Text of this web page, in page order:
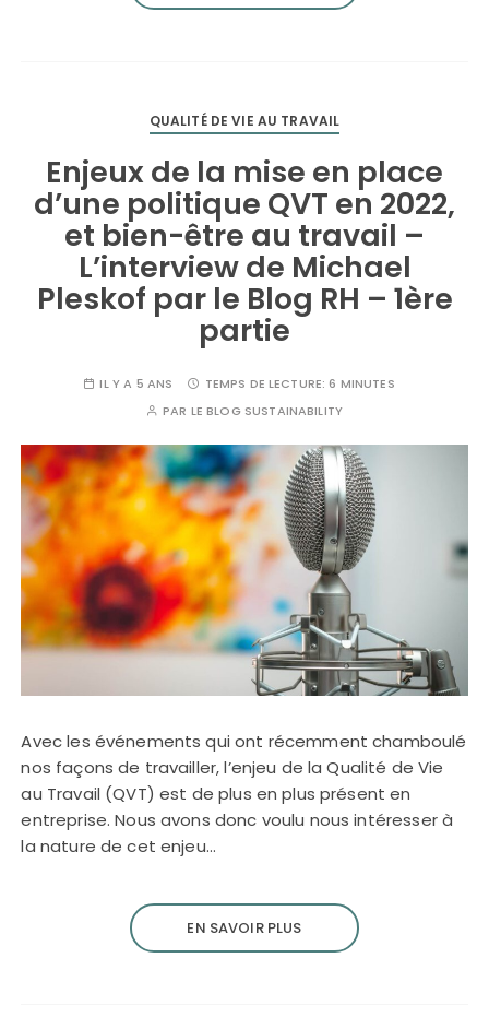
QUALITÉ DE VIE AU TRAVAIL
Enjeux de la mise en place
d’une politique QVT en 2022,
et bien-être au travail –
L’interview de Michael
Pleskof par le Blog RH – 1ère
partie
IL Y A 5 ANS TEMPS DE LECTURE:6 MINUTES
PAR LE BLOG SUSTAINABILITY
Avec les événements qui ont récemment chamboulé
nos façons de travailler, l’enjeu de la Qualité de Vie
au Travail (QVT) est de plus en plus présent en
entreprise. Nous avons donc voulu nous intéresser à
la nature de cet enjeu…
EN SAVOIR PLUS